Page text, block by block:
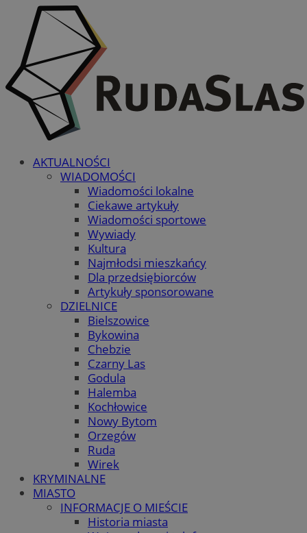
AKTUALNOŚCI
WIADOMOŚCI
Wiadomości lokalne
Ciekawe artykuły
Wiadomości sportowe
Wywiady
Kultura
Najmłodsi mieszkańcy
Dla przedsiębiorców
Artykuły sponsorowane
DZIELNICE
Bielszowice
Bykowina
Chebzie
Czarny Las
Godula
Halemba
Kochłowice
Nowy Bytom
Orzegów
Ruda
Wirek
KRYMINALNE
MIASTO
INFORMACJE O MIEŚCIE
Historia miasta